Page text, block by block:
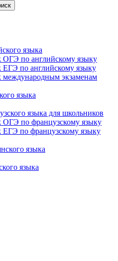
языка
ОГЭ по английскому языку
ЕГЭ по английскому языку
международным экзаменам
языка
языка для школьников
ОГЭ по французскому языку
ЕГЭ по французскому языку
языка
языка